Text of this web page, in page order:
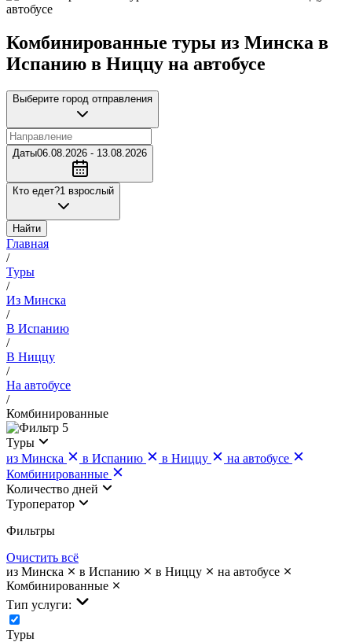
Комбинированные туры из Минска в
Испанию в Ниццу на автобусе
Выберите город отправления
Даты06.08.2026 - 13.08.2026
Кто едет?1 взрослый
Найти
Главная
/
Туры
/
Из Минска
/
В Испанию
/
В Ниццу
/
На автобусе
/
Комбинированные
5
Туры
из Минска
в Испанию в Ниццу
на автобусе
Комбинированные
Количество дней
Туроператор
Фильтры
Очистить всё
из Минска
в Испанию в Ниццу
на автобусе
Комбинированные
Тип услуги:
Туры